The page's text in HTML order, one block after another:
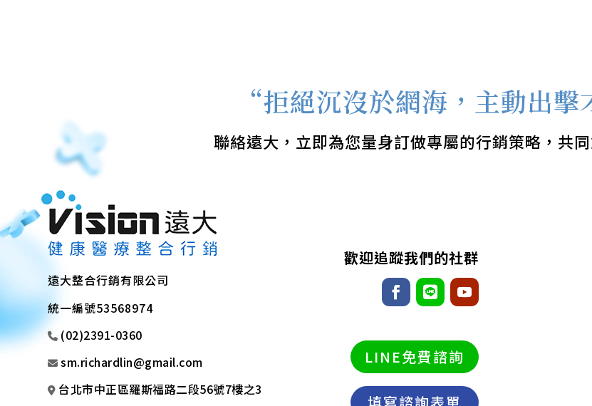
“拒絕沉沒於網海，主動出擊
聯絡遠大，立即為您量身訂做專屬的行銷策略，共
遠大整合行銷有限公司
統一編號53568974
(02)2391-0360
sm.richardlin@gmail.com
台北市中正區羅斯福路二段56號7樓之3
歡迎追蹤我們的社群
LINE免費諮詢
填寫諮詢表單